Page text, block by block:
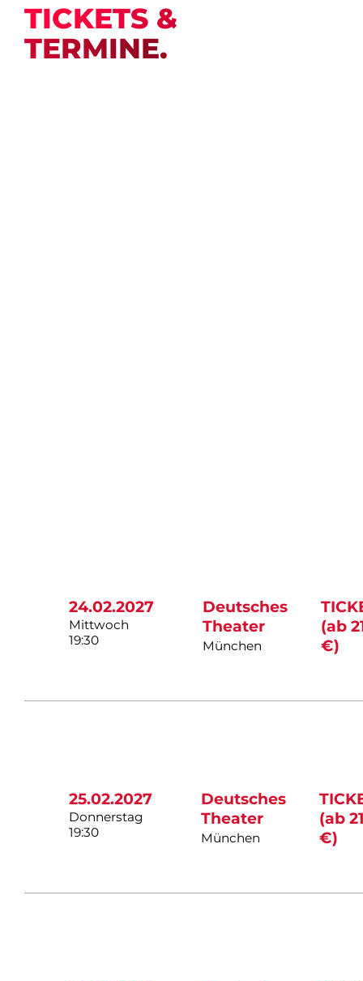
TICKETS &
TERMINE.
24.02.2027
Mittwoch
19:30
Deutsches
Theater
München
(ab
€)
25.02.2027
Donnerstag
19:30
Deutsches
Theater
München
(ab
€)